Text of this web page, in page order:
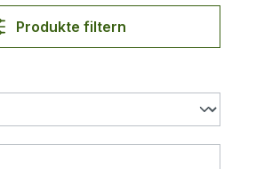
Produkte filtern